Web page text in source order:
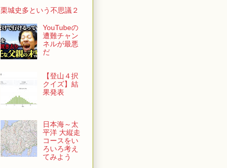
栗城史多という不思議２
YouTubeの
遭難チャン
ネルが最悪
だ
【登山４択
クイズ】結
果発表
日本海～太
平洋 大縦走
コースをい
ろいろ考え
てみよう